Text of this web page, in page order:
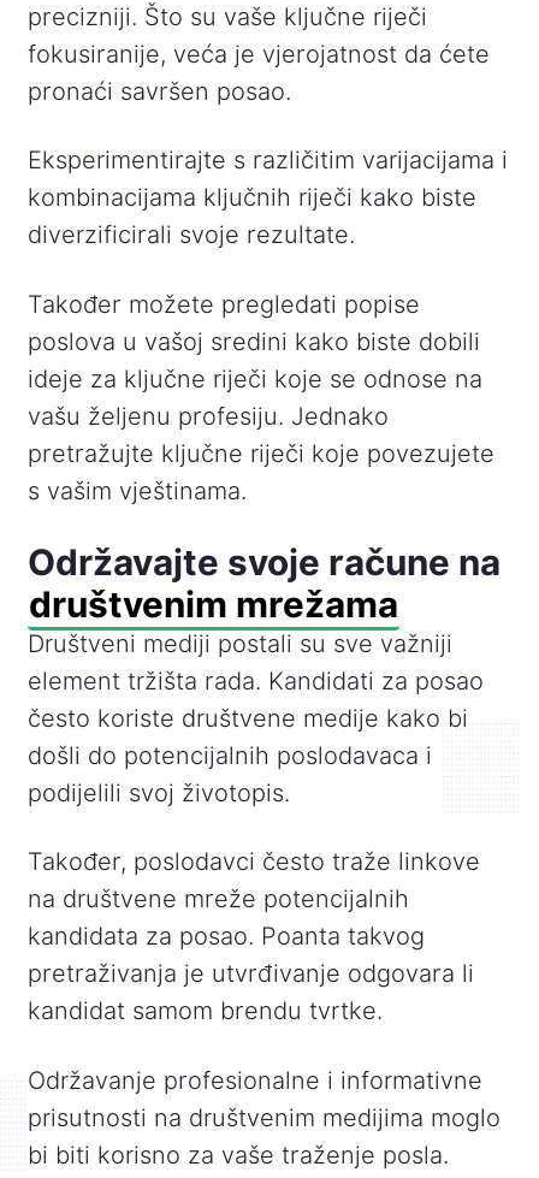
precizniji. Što su vaše ključne riječi
fokusiranije, veća je vjerojatnost da ćete
pronaći savršen posao.
Eksperimentirajte s različitim varijacijama i
kombinacijama ključnih riječi kako biste
diverzificirali svoje rezultate.
Također možete pregledati popise
poslova u vašoj sredini kako biste dobili
ideje za ključne riječi koje se odnose na
vašu željenu profesiju. Jednako
pretražujte ključne riječi koje povezujete
s vašim vještinama.
Održavajte svoje račune na
društvenim mrežama
Društveni mediji postali su sve važniji
element tržišta rada. Kandidati za posao
često koriste društvene medije kako bi
došli do potencijalnih poslodavaca i
podijelili svoj životopis.
Također, poslodavci često traže linkove
na društvene mreže potencijalnih
kandidata za posao. Poanta takvog
pretraživanja je utvrđivanje odgovara li
kandidat samom brendu tvrtke.
Održavanje profesionalne i informativne
prisutnosti na društvenim medijima moglo
bi biti korisno za vaše traženje posla.